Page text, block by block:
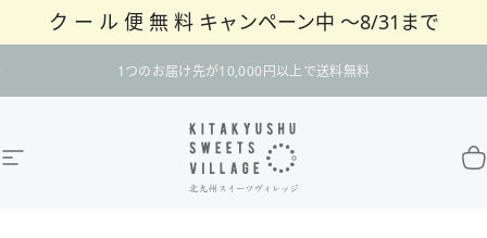
ク ー ル 便 無 料 キャンペーン中 〜8/31まで
1つのお届け先が10,000円以上で送料無料
スライドショーを一時停止
サイトナビゲーション 北九州スイーツヴィレッジ / 公式オンラインショ